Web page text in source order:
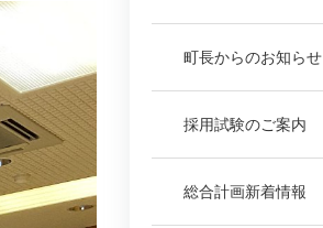
町長からのお知らせ
採用試験のご案内
総合計画新着情報